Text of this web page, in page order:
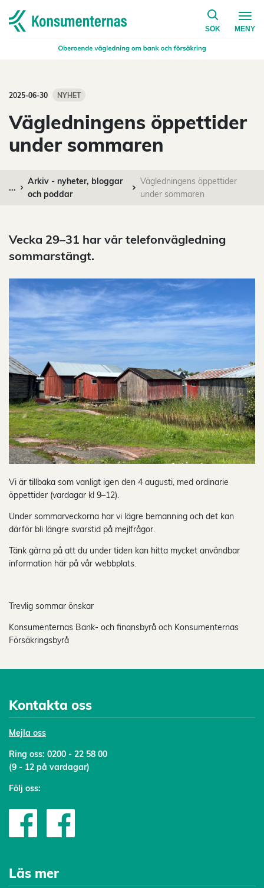
Navigera till startsidan
SÖK
på
MENY
2025-06-30 NYHET
Vägledningens öppettider
under sommaren
...
Arkiv - nyheter, bloggar
och poddar
Vägledningens öppettider
under sommaren
Vecka 29–31 har vår telefonvägledning
sommarstängt.
Vi är tillbaka som vanligt igen den 4 augusti, med ordinarie
öppettider (vardagar kl 9–12).
Under sommarveckorna har vi lägre bemanning och det kan
därför bli längre svarstid på mejlfrågor.
Tänk gärna på att du under tiden kan hitta mycket användbar
information här på vår webbplats.
Trevlig sommar önskar
Konsumenternas Bank- och finansbyrå och Konsumenternas
Försäkringsbyrå
Kontakta oss
Mejla oss
Ring oss: 0200 - 22 58 00
(9 - 12 på vardagar)
Följ oss:
Läs mer